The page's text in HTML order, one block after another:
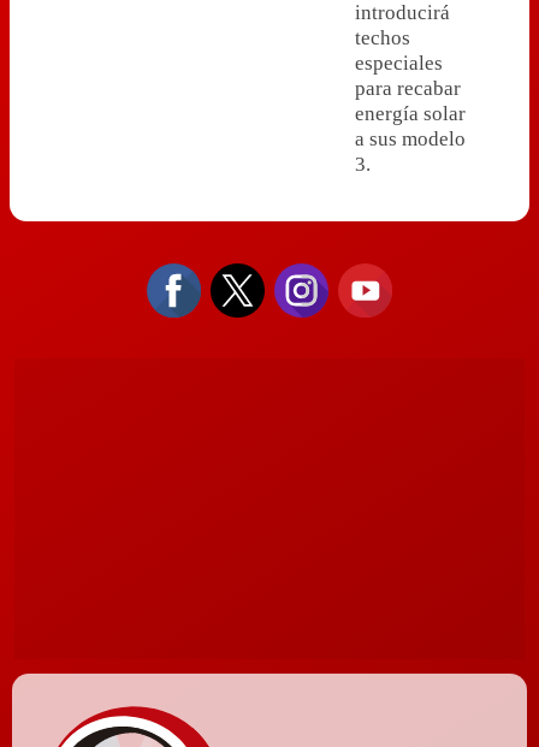
introducirá
techos
especiales
para recabar
energía solar
a sus modelo
3.